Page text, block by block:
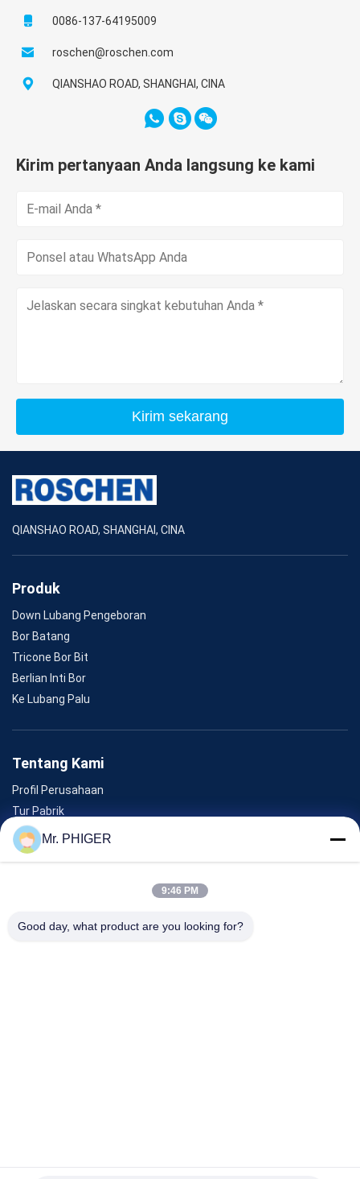
0086-137-64195009
roschen@roschen.com
QIANSHAO ROAD, SHANGHAI, CINA
Kirim pertanyaan Anda langsung ke kami
Kirim sekarang
QIANSHAO ROAD, SHANGHAI, CINA
Produk
Down Lubang Pengeboran
Bor Batang
Tricone Bor Bit
Berlian Inti Bor
Ke Lubang Palu
Tentang Kami
Profil Perusahaan
Tur Pabrik
Kontrol Kualitas
Sitemap
Mr. PHIGER
9:46 PM
Good day, what product are you looking for?